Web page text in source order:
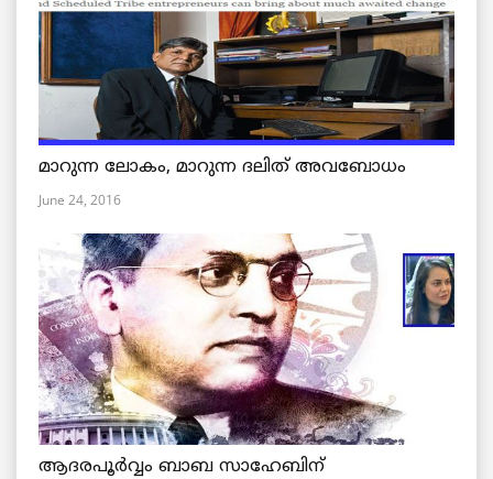
മാറുന്ന ലോകം, മാറുന്ന ദലിത് അവബോധം
June 24, 2016
ആദരപൂര്‍വ്വം ബാബ സാഹേബിന്